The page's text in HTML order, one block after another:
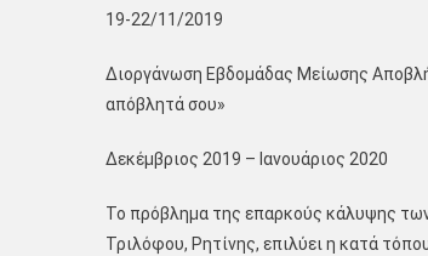
19-22/11/2019
Διοργάνωση Εβδομάδας Μείωσης
απόβλητά σου»
Δεκέμβριος 2019 – Ιανουάριος 2020
Το πρόβλημα της επαρκούς κάλυψης
Τριλόφου, Ρητίνης, επιλύει η κατά